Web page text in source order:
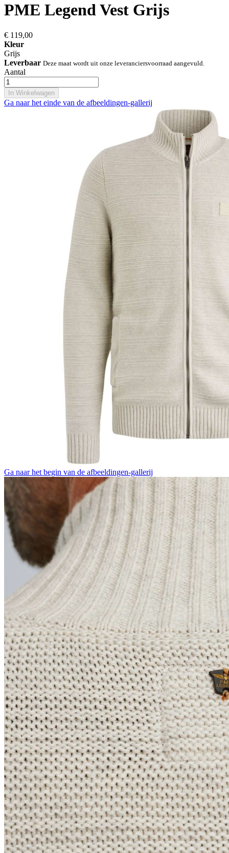
PME Legend Vest Grijs
€ 119,00
Kleur
Grijs
Leverbaar Deze maat wordt uit onze leveranciersvoorraad aangevuld.
Aantal
In Winkelwagen
Ga naar het einde van de afbeeldingen-gallerij
Ga naar het begin van de afbeeldingen-gallerij